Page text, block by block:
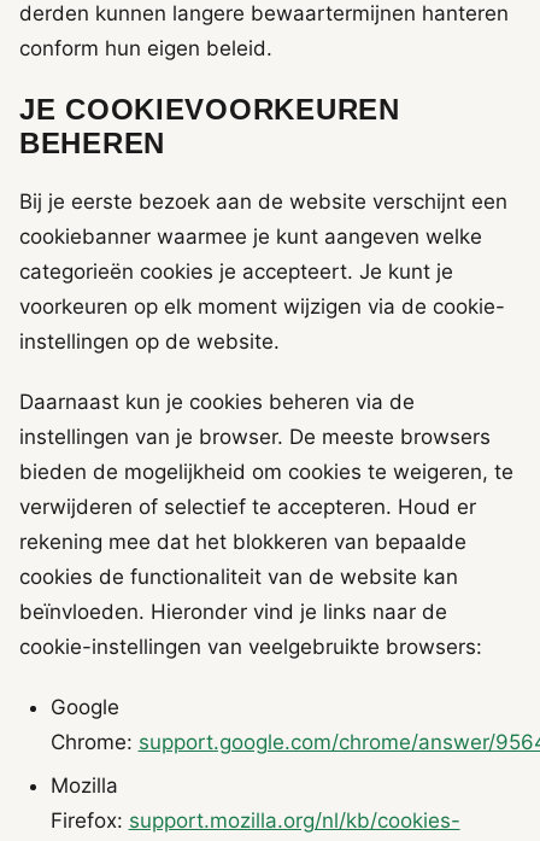
derden kunnen langere bewaartermijnen hanteren
conform hun eigen beleid.
JE COOKIEVOORKEUREN
BEHEREN
Bij je eerste bezoek aan de website verschijnt een
cookiebanner waarmee je kunt aangeven welke
categorieën cookies je accepteert. Je kunt je
voorkeuren op elk moment wijzigen via de cookie-
instellingen op de website.
Daarnaast kun je cookies beheren via de
instellingen van je browser. De meeste browsers
bieden de mogelijkheid om cookies te weigeren, te
verwijderen of selectief te accepteren. Houd er
rekening mee dat het blokkeren van bepaalde
cookies de functionaliteit van de website kan
beïnvloeden. Hieronder vind je links naar de
cookie-instellingen van veelgebruikte browsers:
Google
Chrome: support.google.com/chrome/answer/
Mozilla
Firefox: support.mozilla.org/nl/kb/cookies-